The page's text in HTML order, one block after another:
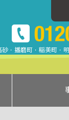
| 加古川・高砂・姫
砂・播磨町・稲美町・